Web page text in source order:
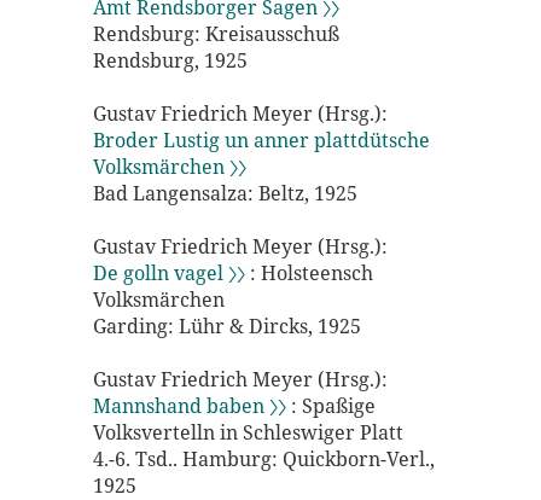
Amt Rendsborger Sagen 〉〉
Rendsburg: Kreisausschuß
Rendsburg, 1925
Gustav Friedrich Meyer (Hrsg.):
Broder Lustig un anner plattdütsche
Volksmärchen 〉〉
Bad Langensalza: Beltz, 1925
Gustav Friedrich Meyer (Hrsg.):
De golln vagel 〉〉 : Holsteensch
Volksmärchen
Garding: Lühr & Dircks, 1925
Gustav Friedrich Meyer (Hrsg.):
Mannshand baben 〉〉 : Spaßige
Volksvertelln in Schleswiger Platt
4.-6. Tsd.. Hamburg: Quickborn-Verl.,
1925